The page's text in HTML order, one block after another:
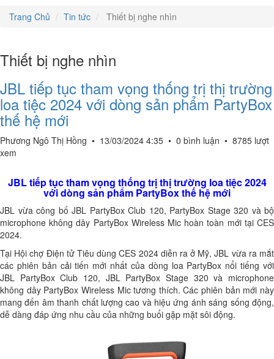
Trang Chủ
Tin tức Thiết bị nghe nhìn
Thiết bị nghe nhìn
JBL tiếp tục tham vọng thống trị thị trường
loa tiệc 2024 với dòng sản phẩm PartyBox
thế hệ mới
Phương Ngô Thị Hồng • 13/03/2024 4:35 • 0 bình luận • 8785 lượt
xem
JBL tiếp tục tham vọng thống trị thị trường loa tiệc 2024
với dòng sản phẩm PartyBox thế hệ mới
JBL vừa công bố JBL PartyBox Club 120, PartyBox Stage 320 và bộ
microphone không dây PartyBox Wireless Mic hoàn toàn mới tại CES
2024.
Tại Hội chợ Điện tử Tiêu dùng CES 2024 diễn ra ở Mỹ, JBL vừa ra mắt
các phiên bản cải tiến mới nhất của dòng loa PartyBox nổi tiếng với
JBL PartyBox Club 120, JBL PartyBox Stage 320 và microphone
không dây PartyBox Wireless Mic tương thích. Các phiên bản mới này
mang đến âm thanh chất lượng cao và hiệu ứng ánh sáng sống động,
dễ dàng đáp ứng nhu cầu của những buổi gặp mặt sôi động.